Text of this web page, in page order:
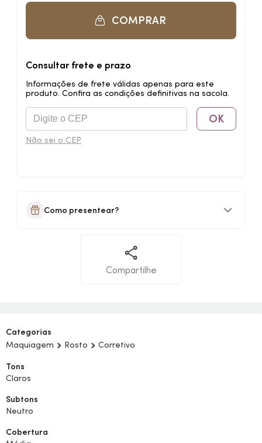
COMPRAR
Consultar frete e prazo
Informações de frete válidas apenas para este
produto. Confira as condições definitivas na sacola.
OK
Não sei o CEP
Como presentear?
Compartilhe
Categorias
Maquiagem
Rosto Corretivo
Tons
Claros
Subtons
Neutro
Cobertura